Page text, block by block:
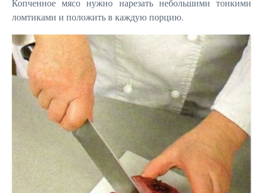
Копченное мясо нужно нарезать небольшими тонкими
ломтиками и положить в каждую порцию.